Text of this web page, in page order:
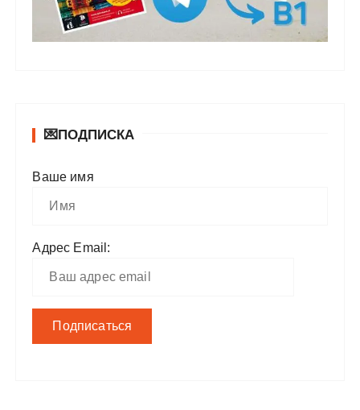
💌ПОДПИСКА
Ваше имя
Адрес Email: